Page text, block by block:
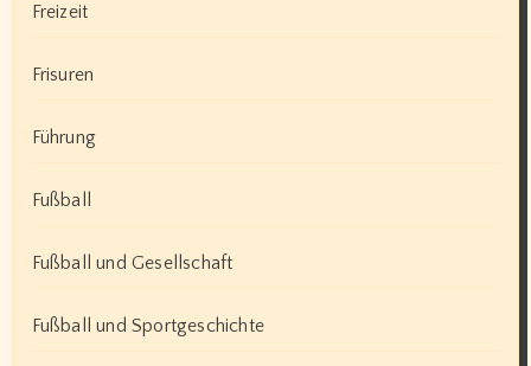
Freizeit
Frisuren
Führung
Fußball
Fußball und Gesellschaft
Fußball und Sportgeschichte